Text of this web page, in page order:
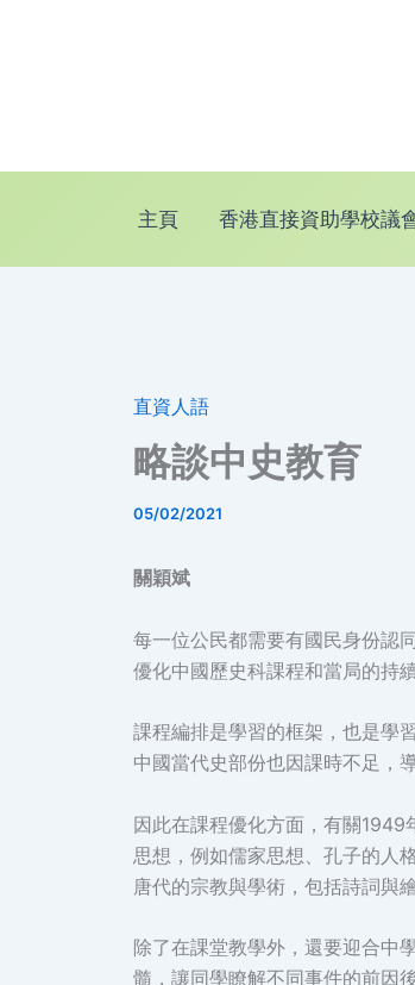
容
主頁 香港直接資助學校議
直資人語
略談中史教育
05/02/2021
關穎斌
每一位公民都需要有國民身份認
優化中國歷史科課程和當局的持
課程編排是學習的框架，也是學
中國當代史部份也因課時不足，
因此在課程優化方面，有關
思想，例如儒家思想、孔子的人
唐代的宗教與學術，包括詩詞與
除了在課堂教學外，還要迎合中
髓，讓同學瞭解不同事件的前因